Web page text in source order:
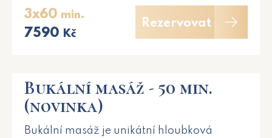
3x60 min.
7590 Kč
Rezervovat
Bukální masáž - 50 min.
(novinka)
Bukální masáž je unikátní hloubková